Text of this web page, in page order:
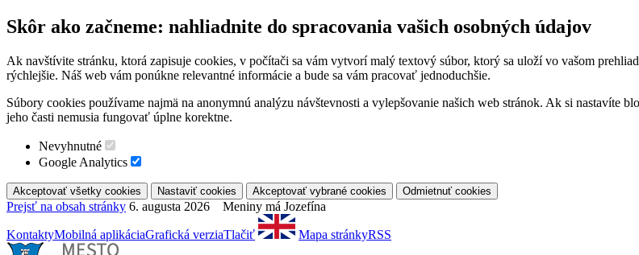
Skôr ako začneme: nahliadnite do spracovania vašich osobných údajov
Ak navštívite stránku, ktorá zapisuje cookies, v počítači sa vám vytvorí malý textový súbor, ktorý sa uloží vo vašom
rýchlejšie. Náš web vám ponúkne relevantné informácie a bude sa vám pracovať jednoduchšie.
Súbory cookies používame najmä na anonymnú analýzu návštevnosti a vylepšovanie našich web stránok. Ak si nastavíte
jeho časti nemusia fungovať úplne korektne.
Nevyhnutné
Google Analytics
Prejsť na obsah stránky 6. augusta 2026 Meniny má Jozefína
KontaktyMobilná aplikáciaGrafická verziaTlačiť Mapa stránkyRSS